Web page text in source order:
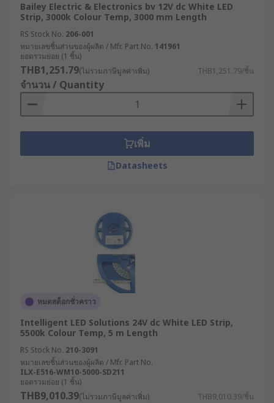
Bailey Electric & Electronics bv 12V dc White LED
Strip, 3000k Colour Temp, 3000 mm Length
RS Stock No. 206-001
หมายเลขชิ้นส่วนของผู้ผลิต / Mfr. Part No. 141961
ยอดรวมย่อย (1 ชิ้น)
THB1,251.79(ไม่รวมภาษีมูลค่าเพิ่ม) THB1,251.79/ชิ้น
จำนวน / Quantity
เพิ่ม
Datasheets
หมดสต็อกชั่วคราว
Intelligent LED Solutions 24V dc White LED Strip,
5500k Colour Temp, 5 m Length
RS Stock No. 210-3091
หมายเลขชิ้นส่วนของผู้ผลิต / Mfr. Part No.
ILX-E516-WM10-5000-SD211
ยอดรวมย่อย (1 ชิ้น)
THB9,010.39(ไม่รวมภาษีมูลค่าเพิ่ม) THB9,010.39/ชิ้น